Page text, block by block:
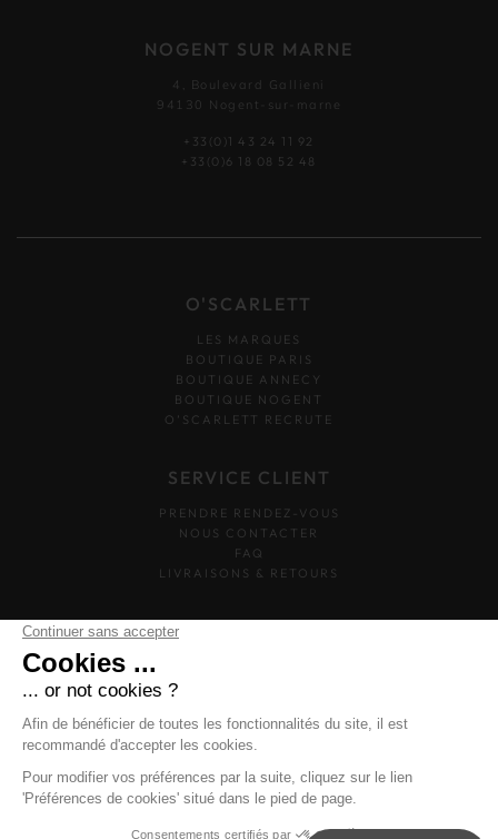
NOGENT SUR MARNE
4, Boulevard Gallieni
94130 Nogent-sur-marne
+33(0)1 43 24 11 92
+33(0)6 18 08 52 48
O'SCARLETT
LES MARQUES
BOUTIQUE PARIS
BOUTIQUE ANNECY
BOUTIQUE NOGENT
O’SCARLETT RECRUTE
SERVICE CLIENT
PRENDRE RENDEZ-VOUS
NOUS CONTACTER
FAQ
LIVRAISONS & RETOURS